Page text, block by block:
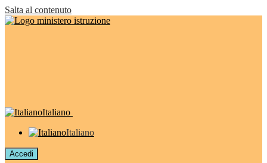
Salta al contenuto
Italiano
Italiano
Accedi